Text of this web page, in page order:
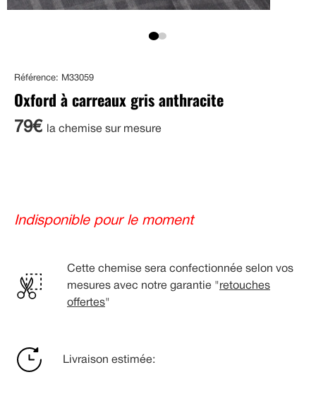
Référence: M33059
Oxford à carreaux gris anthracite
79€ la chemise sur mesure
Indisponible pour le moment
Cette chemise sera confectionnée selon vos
mesures avec notre garantie " retouches
offertes"
Livraison estimée: